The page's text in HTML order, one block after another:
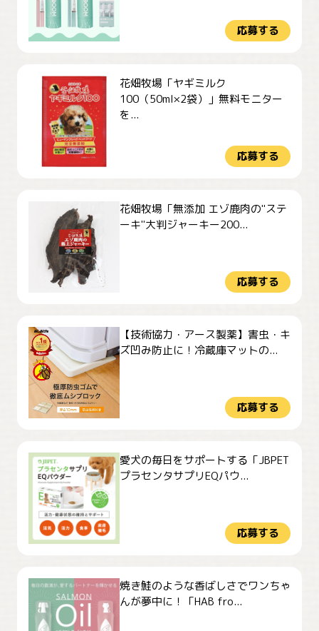
応募する
花畑牧場「ヤギミルク
100（50ml×2袋）」無料モニター
を...
応募する
花畑牧場「無添加 エゾ鹿肉の"ステ
ーキ"大判ジャーキー200...
応募する
【技術協力・アース製薬】害虫・キ
ズ凹み防止に！冷蔵庫マットの...
応募する
愛犬の毎日をサポートする「JBPET
プラセンタサプリEQパウ...
応募する
焼き鮭のような香ばしさでワンちゃ
んが夢中に！「HAB fro...